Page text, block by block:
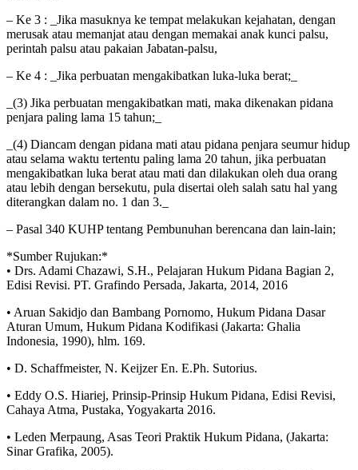
– Ke 3 : _Jika masuknya ke tempat melakukan kejahatan, dengan
merusak atau memanjat atau dengan memakai anak kunci palsu,
perintah palsu atau pakaian Jabatan-palsu,
– Ke 4 : _Jika perbuatan mengakibatkan luka-luka berat;_
_(3) Jika perbuatan mengakibatkan mati, maka dikenakan pidana
penjara paling lama 15 tahun;_
_(4) Diancam dengan pidana mati atau pidana penjara seumur hidup
atau selama waktu tertentu paling lama 20 tahun, jika perbuatan
mengakibatkan luka berat atau mati dan dilakukan oleh dua orang
atau lebih dengan bersekutu, pula disertai oleh salah satu hal yang
diterangkan dalam no. 1 dan 3._
– Pasal 340 KUHP tentang Pembunuhan berencana dan lain-lain;
*Sumber Rujukan:*
• Drs. Adami Chazawi, S.H., Pelajaran Hukum Pidana Bagian 2,
Edisi Revisi. PT. Grafindo Persada, Jakarta, 2014, 2016
• Aruan Sakidjo dan Bambang Pornomo, Hukum Pidana Dasar
Aturan Umum, Hukum Pidana Kodifikasi (Jakarta: Ghalia
Indonesia, 1990), hlm. 169.
• D. Schaffmeister, N. Keijzer En. E.Ph. Sutorius.
• Eddy O.S. Hiariej, Prinsip-Prinsip Hukum Pidana, Edisi Revisi,
Cahaya Atma, Pustaka, Yogyakarta 2016.
• Leden Merpaung, Asas Teori Praktik Hukum Pidana, (Jakarta:
Sinar Grafika, 2005).